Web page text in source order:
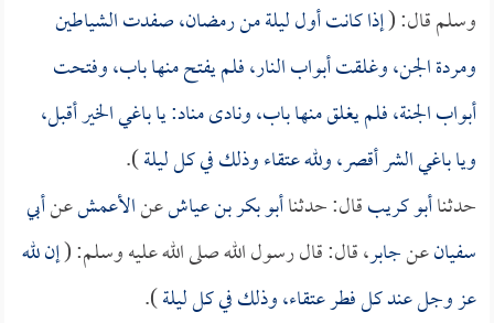
وسلم قال: (إذا كانت أول ليلة من رمضان، صفدت الشياطين
ومردة الجن، وغلقت أبواب النار، فلم يفتح منها باب، وفتحت
أبواب الجنة، فلم يغلق منها باب، ونادى مناد: يا باغي الخير أقبل،
ويا باغي الشر أقصر، ولله عتقاء وذلك في كل ليلة).
حدثناأبو كريبقال: حدثناأبو بكر بن عياشعنالأعمشعنأبي
سفيانعنجابر، قال: قال رسول الله صلى الله عليه وسلم: (إن لله
عز وجل عند كل فطر عتقاء، وذلك في كل ليلة).